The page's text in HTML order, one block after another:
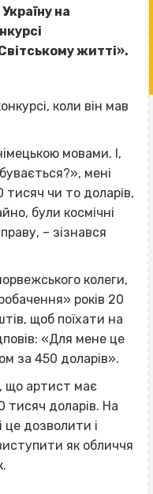
на
житті».
коли він мав
мовами. І,
мені
чи то доларів,
були космічні
– зізнався
колеги,
років 20
щоб поїхати на
«Для мене це
за 450 доларів».
що артист має
тисяч доларів. На
це дозволити і
як обличчя